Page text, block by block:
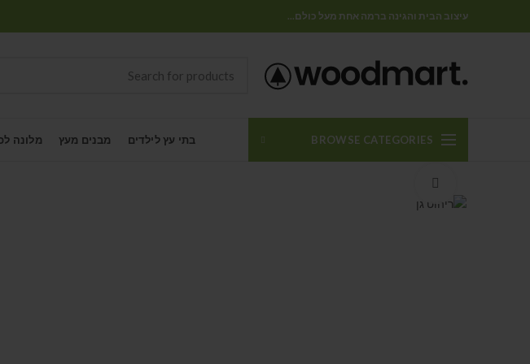
עיצוב הבית והגינה ברמה אחת מעל כולם...
BROWSE CATEGORIES בתי עץ לילדים מבנים מעץ מלונה